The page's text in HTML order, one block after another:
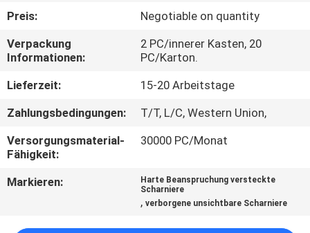
QUALITÄTSKONTROLLE
TRETEN
SIE
MIT
IN
VERBINDUNG
Preis:
Negotiable on quantity
Verpackung
Informationen:
2 PC/innerer Kasten, 20
PC/Karton.
Lieferzeit:
15-20 Arbeitstage
Zahlungsbedingungen:
T/T, L/C, Western Union,
Versorgungsmaterial-
Fähigkeit:
30000 PC/Monat
Markieren:
Harte Beanspruchung versteckte
Scharniere
,verborgene unsichtbare Scharniere